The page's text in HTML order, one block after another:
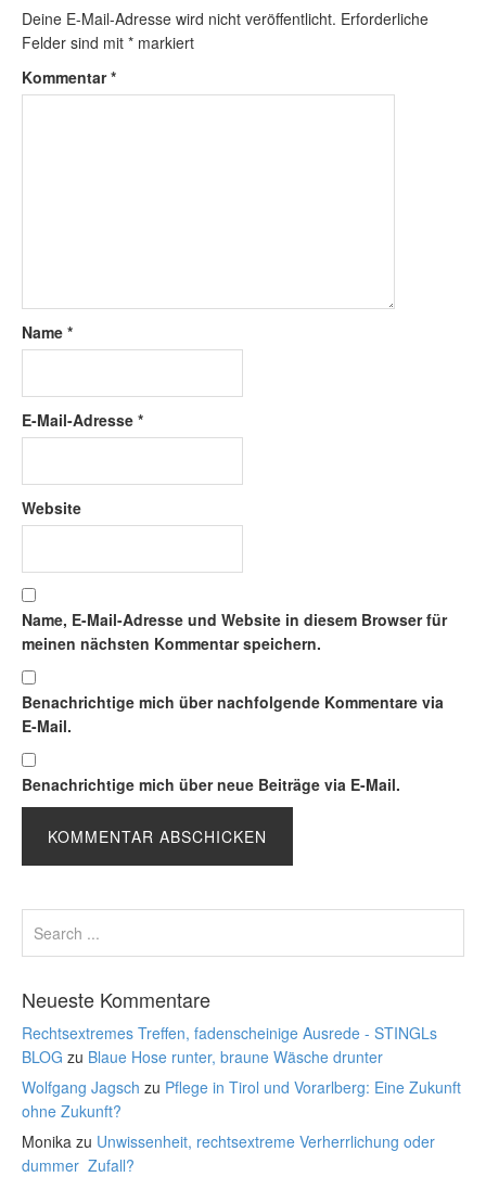
Deine E-Mail-Adresse wird nicht veröffentlicht. Erforderliche
Felder sind mit * markiert
Kommentar*
Name *
E-Mail-Adresse *
Website
Name, E-Mail-Adresse und Website in diesem Browser für
meinen nächsten Kommentar speichern.
Benachrichtige mich über nachfolgende Kommentare via
E-Mail.
Benachrichtige mich über neue Beiträge via E-Mail.
Neueste Kommentare
Rechtsextremes Treffen, fadenscheinige Ausrede - STINGLs
BLOG zu Blaue Hose runter, braune Wäsche drunter
Wolfgang Jagsch zu Pflege in Tirol und Vorarlberg: Eine Zukunft
ohne Zukunft?
Monika zu Unwissenheit, rechtsextreme Verherrlichung oder
dummer Zufall?